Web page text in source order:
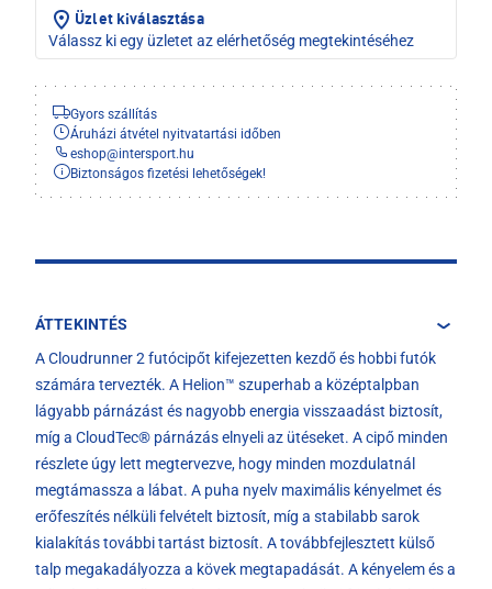
Üzlet kiválasztása
Válassz ki egy üzletet az elérhetőség megtekintéséhez
Gyors szállítás
Áruházi átvétel nyitvatartási időben
eshop@intersport.hu
Biztonságos fizetési lehetőségek!
ÁTTEKINTÉS
A Cloudrunner 2 futócipőt kifejezetten kezdő és hobbi futók
számára tervezték. A Helion™ szuperhab a középtalpban
lágyabb párnázást és nagyobb energia visszaadást biztosít,
míg a CloudTec® párnázás elnyeli az ütéseket. A cipő minden
részlete úgy lett megtervezve, hogy minden mozdulatnál
megtámassza a lábat. A puha nyelv maximális kényelmet és
erőfeszítés nélküli felvételt biztosít, míg a stabilabb sarok
kialakítás további tartást biztosít. A továbbfejlesztett külső
talp megakadályozza a kövek megtapadását. A kényelem és a